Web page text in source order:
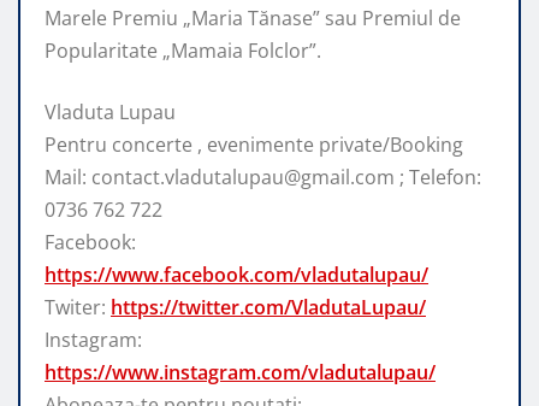
Marele Premiu „Maria Tănase” sau Premiul de
Popularitate „Mamaia Folclor”.
Vladuta Lupau
Pentru concerte , evenimente private/Booking
Mail: contact.vladutalupau@gmail.com ; Telefon:
0736 762 722
Facebook:
https://www.facebook.com/vladutalupau/
Twiter: https://twitter.com/VladutaLupau/
Instagram:
https://www.instagram.com/vladutalupau/